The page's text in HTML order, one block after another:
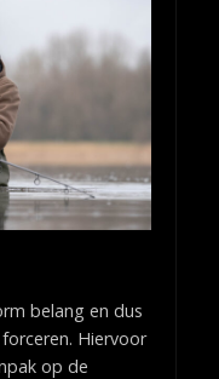
belang en dus
Hiervoor
op de